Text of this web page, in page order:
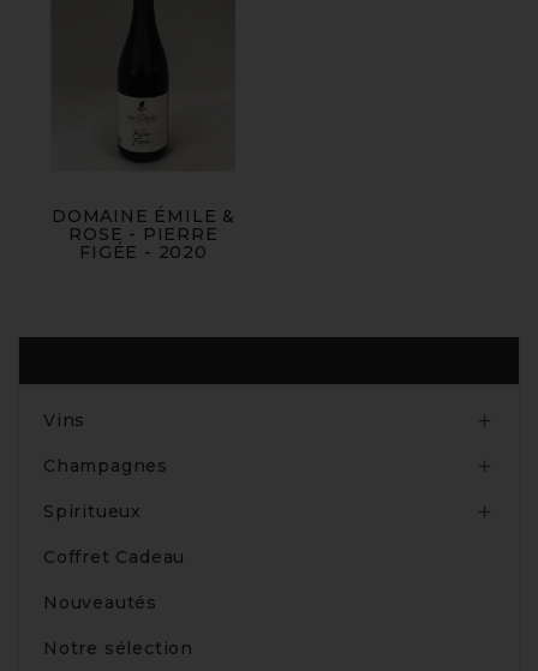
DOMAINE ÉMILE &
ROSE - PIERRE
FIGÉE - 2020
Vins 
Champagnes 
Spiritueux 
Coffret Cadeau
Nouveautés
Notre sélection